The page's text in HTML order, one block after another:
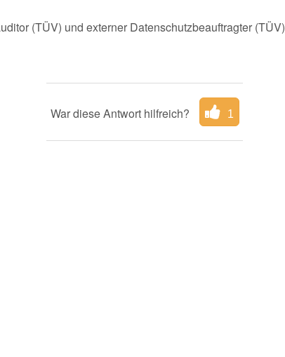
(TÜV) und externer Datenschutzbeauftragter (TÜV)
War diese Antwort hilfreich? 1